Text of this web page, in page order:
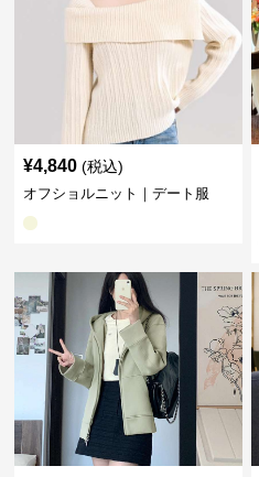
¥4,840 (税込)
オフショルニット｜デート服